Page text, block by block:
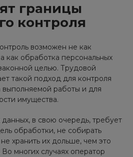
границы
контроля
возможен не как
как обработка персональных
целью. Трудовой
такой подход для контроля
выполняемой работы и для
имущества.
в свою очередь, требует
обработки, не собирать
хранить их дольше, чем это
многих случаях оператор